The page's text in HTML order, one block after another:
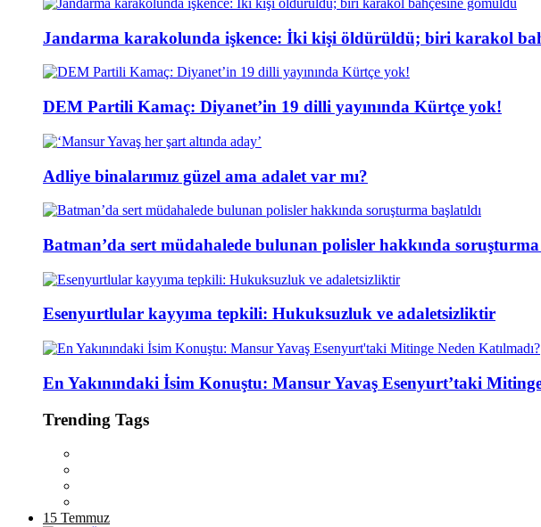
Jandarma karakolunda işkence: İki kişi öldürüldü; biri karakol
DEM Partili Kamaç: Diyanet’in 19 dilli yayınında Kürtçe yok!
Adliye binalarımız güzel ama adalet var mı?
Batman’da sert müdahalede bulunan polisler hakkında soruşturma
Esenyurtlular kayyıma tepkili: Hukuksuzluk ve adaletsizliktir
En Yakınındaki İsim Konuştu: Mansur Yavaş Esenyurt’taki
Trending Tags
15 Temmuz